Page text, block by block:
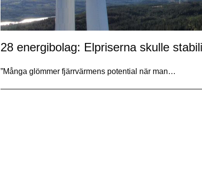
28 energibolag: Elpriserna skulle
”Många glömmer fjärrvärmens potential när man…